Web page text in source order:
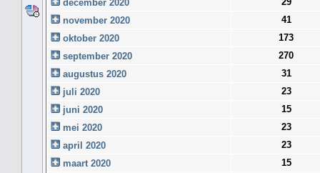
december 2020
november 2020
41
oktober 2020
173
september 2020
270
augustus 2020
31
juli 2020
23
juni 2020
15
mei 2020
23
april 2020
23
maart 2020
15